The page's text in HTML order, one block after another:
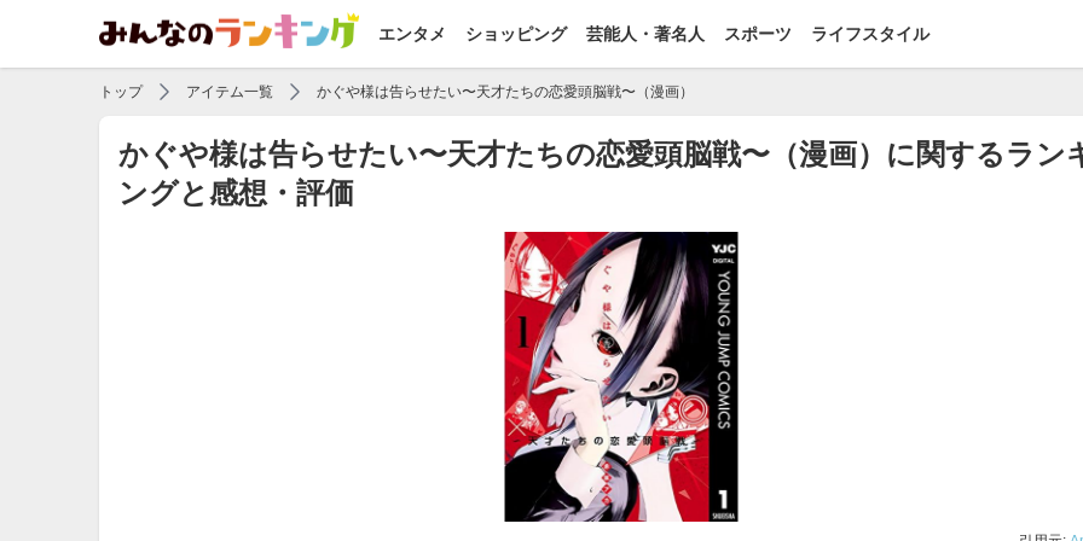
エンタメ ショッピング 芸能人・著名人 スポーツ ライフスタイル
トップ アイテム一覧 かぐや様は告らせたい〜天才たちの恋愛頭脳戦〜（漫画）
かぐや様は告らせたい〜天才たちの恋愛頭脳戦〜（漫画）に関するラン
ングと感想・評価